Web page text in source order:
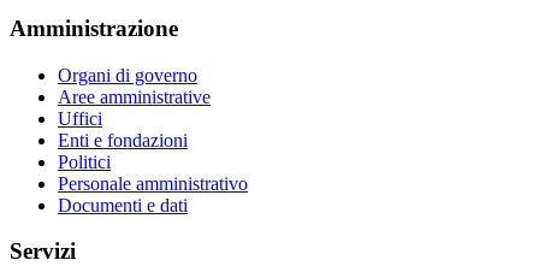
Amministrazione
Organi di governo
Aree amministrative
Uffici
Enti e fondazioni
Politici
Personale amministrativo
Documenti e dati
Servizi